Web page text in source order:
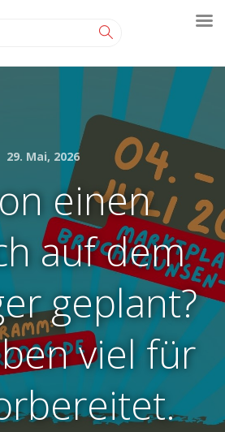
29. Mai, 2026
einen
auf dem
geplant?
viel für